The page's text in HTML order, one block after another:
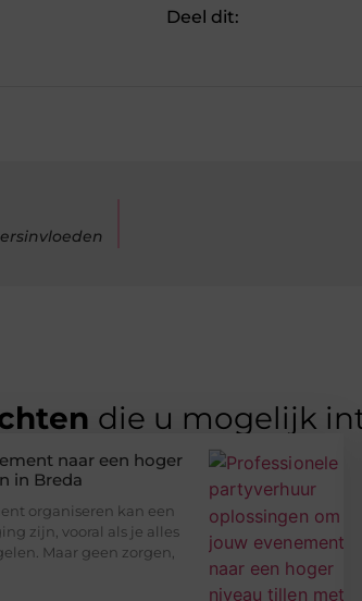
Deel dit:
die u mogelijk
naar een hoger
in Breda
organiseren kan een
zijn, vooral als je alles
Maar geen zorgen,